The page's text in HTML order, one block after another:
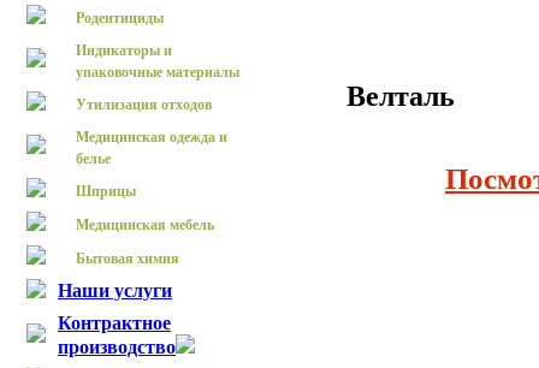
Родентициды
Индикаторы и
упаковочные материалы
Утилизация отходов
Медицинская одежда и
белье
Шприцы
Медицинская мебель
Бытовая химия
Наши услуги
Контрактное
производство
Велталь